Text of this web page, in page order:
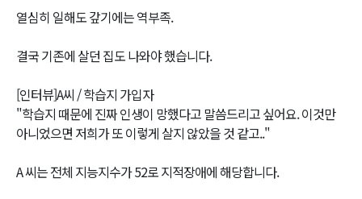
열심히 일해도 갚기에는 역부족.
결국 기존에 살던 집도 나와야 했습니다.
[인터뷰]A씨 / 학습지 가입자
"학습지 때문에 진짜 인생이 망했다고 말씀드리고 싶어요. 이것만
아니었으면 저희가 또 이렇게 살지 않았을 것 같고.."
A 씨는 전체 지능지수가 52로 지적장애에 해당합니다.